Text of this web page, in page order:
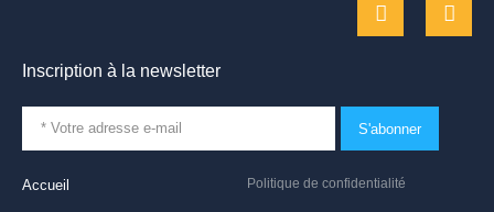
Politique de confidentialité
Accueil
Inscription à la newsletter
S'abonner